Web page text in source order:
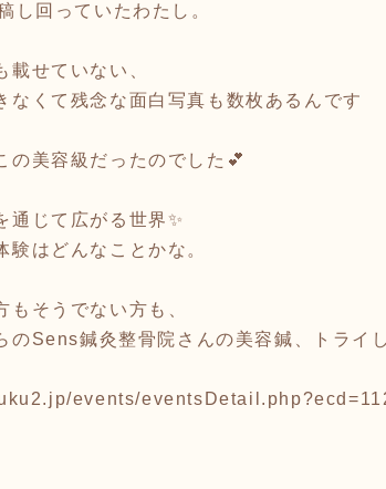
し回っていたわたし。
載せていない、
なくて残念な面白写真も数枚あるんです
の美容級だったのでした💕
通じて広がる世界✨
験はどんなことかな。
もそうでない方も、
のSens鍼灸整骨院さんの美容鍼、トライ
events/